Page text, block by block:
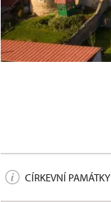
CÍRKEVNÍ PAMÁTKY